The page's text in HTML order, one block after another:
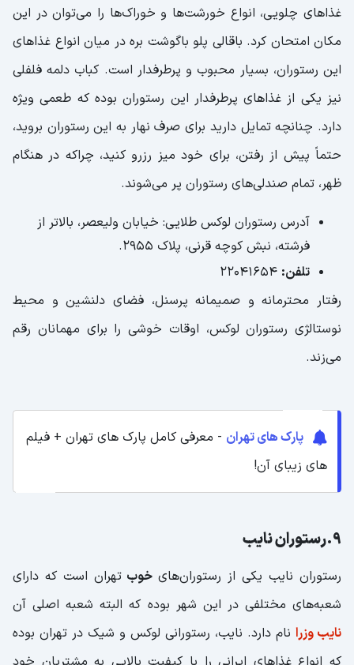
غذاهای چلویی، انواع خورشت‌ها و خوراک‌ها را می‌توان در این
مکان امتحان کرد. باقالی ‌پلو باگوشت بره در میان انواع غذاهای
این رستوران، بسیار محبوب و پرطرفدار است. کباب دلمه فلفلی
نیز یکی از غذاهای پرطرفدار این رستوران بوده که طعمی ویژه
دارد. چنانچه تمایل دارید برای صرف نهار به این رستوران بروید،
حتماً پیش از رفتن، برای خود میز رزرو کنید، چراکه در هنگام
ظهر، تمام صندلی‌های رستوران پر می‌شوند.
آدرس رستوران لوکس طلایی: خیابان ولیعصر، بالاتر از
فرشته، نبش کوچه‌ قرنی، پلاک ۲۹۵۵.
تلفن:
رفتار محترمانه و صمیمانه پرسنل، فضای دلنشین و محیط
نوستالژی رستوران لوکس، اوقات خوشی را برای مهمانان رقم
می‌زند.
پارک های تهران - معرفی کامل پارک های تهران + فیلم
های زیبای آن!
9.رستوران نایب
رستوران نایب یکی از رستوران‌هایخوبتهران است که دارای
شعبه‌های مختلفی در این شهر بوده که البته شعبه‌ اصلی آن
نایب وزرا نام دارد. نایب، رستورانی لوکس‌ و شیک‌ در تهران بوده